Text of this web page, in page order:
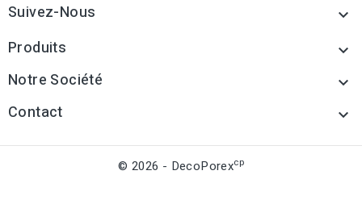
Suivez-Nous 
Produits 
Notre Société 
Contact 
© 2026 - DecoPorexcp